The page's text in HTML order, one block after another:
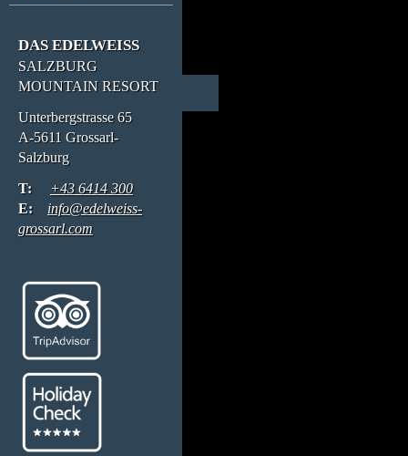
DAS EDELWEISS
SALZBURG
MOUNTAIN RESORT
Unterbergstrasse 65
A-5611 Grossarl-
Salzburg
T:
+43 6414 300
E:
info@edelweiss-
grossarl.com